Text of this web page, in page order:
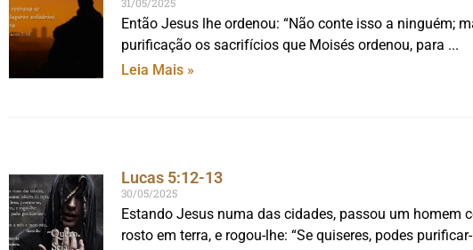
Então Jesus lhe ordenou: “Não conte isso a ninguém;
purificação os sacrifícios que Moisés ordenou, para
Leia Mais »
Lucas 5:12-13
30/05/2025
Estando Jesus numa das cidades, passou um homem
rosto em terra, e rogou-lhe: “Se quiseres, podes